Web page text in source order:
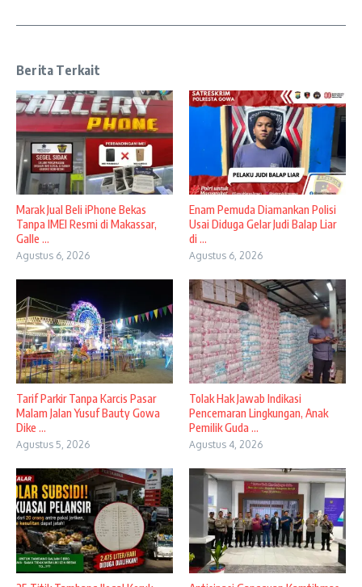
Berita Terkait
​Marak Jual Beli iPhone Bekas
Tanpa IMEI Resmi di Makassar,
Galle ...
Agustus 6, 2026
Enam Pemuda Diamankan Polisi
Usai Diduga Gelar Judi Balap Liar
di ...
Agustus 6, 2026
Tarif Parkir Tanpa Karcis Pasar
Malam Jalan Yusuf Bauty Gowa
Dike ...
Agustus 5, 2026
Tolak Hak Jawab Indikasi
Pencemaran Lingkungan, Anak
Pemilik Guda ...
Agustus 4, 2026